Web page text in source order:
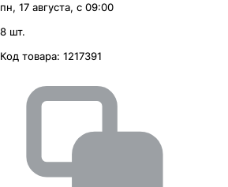
пн, 17 августа, с 09:00
8 шт.
Код товара: 1217391